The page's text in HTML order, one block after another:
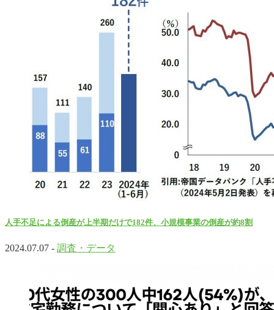
人手不足による倒産が上半期だけで182件、小規模事業の倒産が約8割
2024.07.07 - 調査・データ